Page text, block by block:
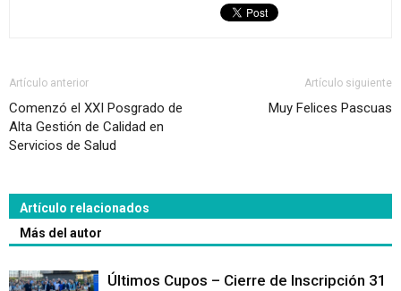
Artículo anterior
Comenzó el XXI Posgrado de
Alta Gestión de Calidad en
Servicios de Salud
Artículo siguiente
Muy Felices Pascuas
Artículo relacionados
Más del autor
Últimos Cupos – Cierre de Inscripción 31